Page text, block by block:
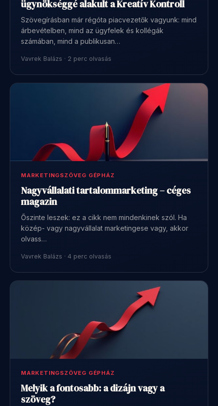
ügynökséggé alakult a Kreatív Kontroll
Szövegírásban már régóta piacvezetők vagyunk: mind
árbevételben, mind az ügyfelek és kollégák
számában, mind a publikusan…
Vavrek Balázs · 2 perc olvasás
MARKETINGSZÖVEG GÉPHÁZ
Nagyvállalati tartalommarketing – céges
magazin
Őszinte leszek: ez a cikk nem mindenkinek szól. Ha
közép- vagy nagyvállalat marketingese vagy, akkor
olvass…
Vavrek Balázs · 4 perc olvasás
MARKETINGSZÖVEG GÉPHÁZ
Melyik a fontosabb: a dizájn vagy a
szöveg?